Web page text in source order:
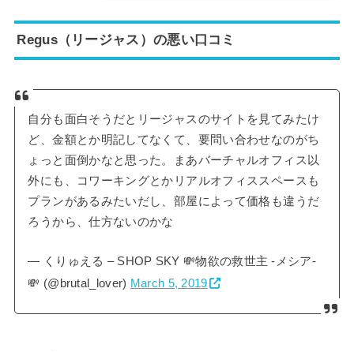
Regus（リージャス）の悪い口コミ
自分も面白そうだとリージャスのサイトを見てみたけ
ど、金額とか明記してなくて、要問い合わせなのがち
ょっと面倒かなと思った。まあバーチャルオフィス以
外にも、コワーキングとかリアルオフィススペースも
プランがあるみたいだし、部屋によって価格も違うだ
ろうから、仕方ないのかな
— くりゅえる – SHOP SKY 💸物欲の救世主 -メシア-
💸 (@brutal_lover) March 5, 2019